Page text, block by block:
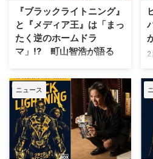
ッチ"・ホッチナー役のトーマ
ス・ギブ…
『ブラックライトニング』
と『メディア王』は「まっ
たく逆のホームドラ
マ」!? 町山智浩が語る
2月20日（水）に都内で『ブラッ
クライトニング』『メディア王～
華麗なる一族～』という2作品の
DVDリリースを記念した試写会
＆トークイベントが開催され、映
画評論家の町山智浩が両作につい
て独自の視点を展開した。 【関
連記事】異色のDCニューヒーロ
2
ニュース